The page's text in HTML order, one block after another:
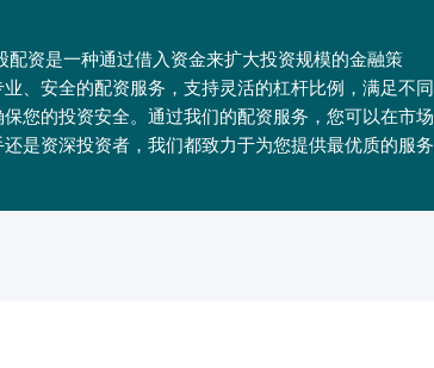
资是一种通过借入资金来扩大投资规模的金融策
、安全的配资服务，支持灵活的杠杆比例，满足不同
您的投资安全。通过我们的配资服务，您可以在市场
是资深投资者，我们都致力于为您提供最优质的服务